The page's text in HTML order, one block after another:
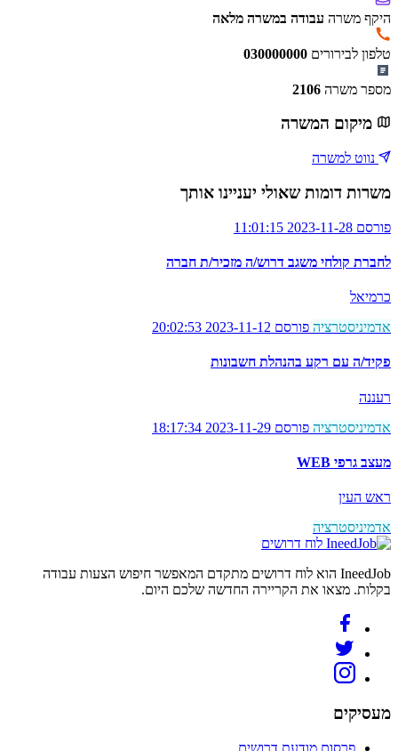
היקף משרה עבודה במשרה מלאה
טלפון לבירורים 030000000
מספר משרה 2106
מיקום המשרה
נווט למשרה
משרות דומות שאולי יעניינו אותך
פורסם 2023-11-28 11:01:15
לחברת קולחי משגב דרוש/ה מזכיר/ת חברה
כרמיאל
אדמיניסטרציה פורסם 2023-11-12 20:02:53
פקיד/ה עם רקע בהנהלת חשבונות
רעננה
אדמיניסטרציה פורסם 2023-11-29 18:17:34
מעצב גרפי WEB
ראש העין
אדמיניסטרציה
לוח דרושים
IneedJob הוא לוח דרושים מתקדם המאפשר חיפוש הצעות עבודה
בקלות. מצאו את הקריירה החדשה שלכם היום.
מעסיקים
פרסום מודעת דרושים